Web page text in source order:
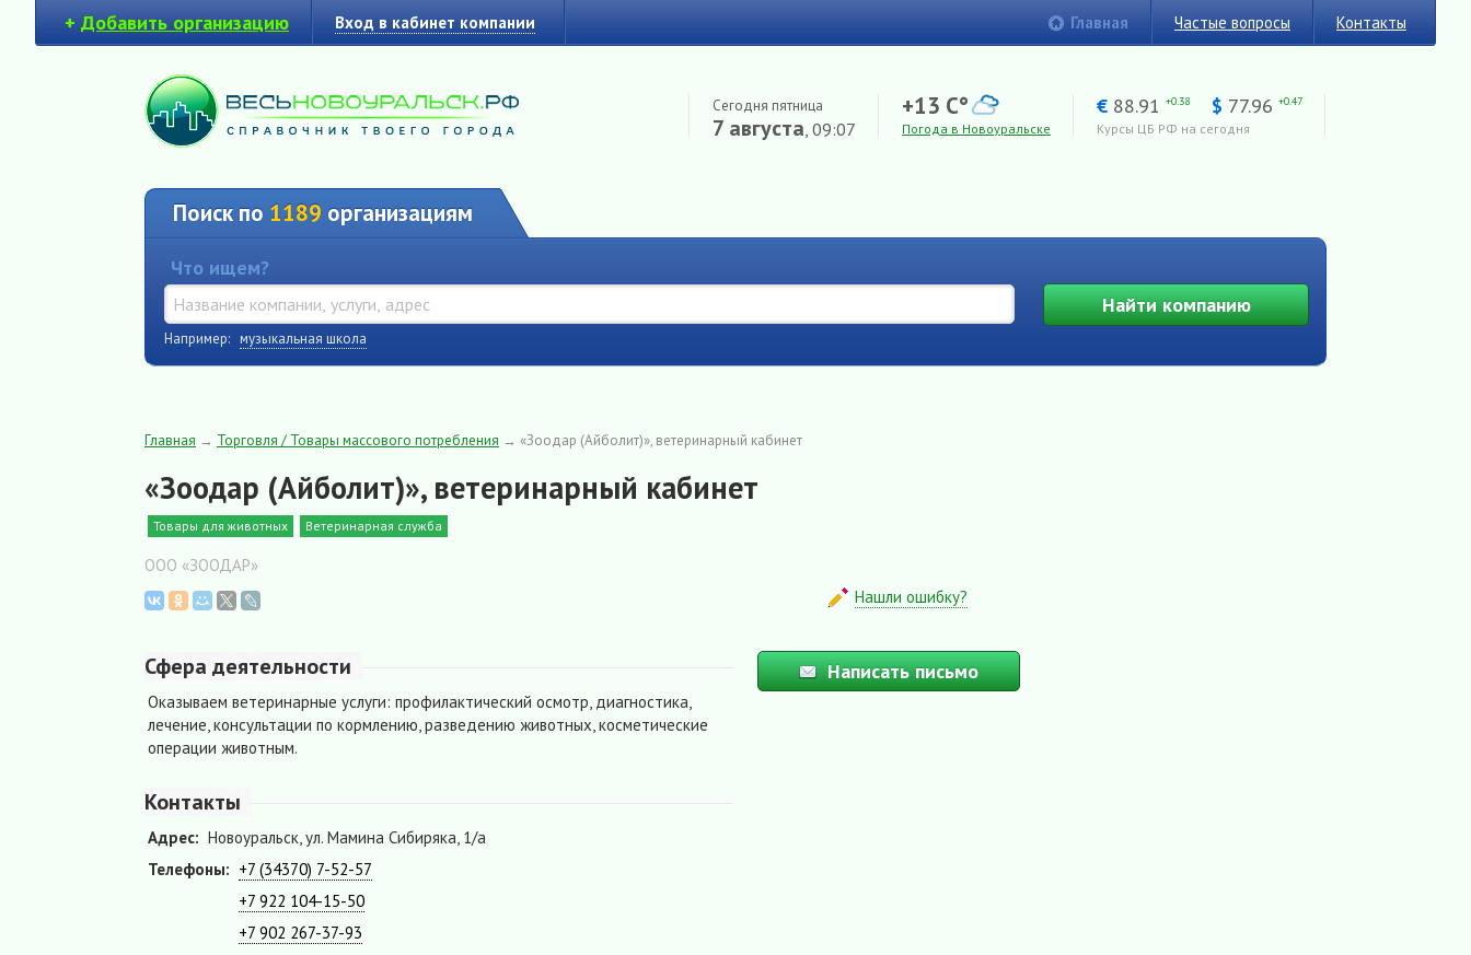
+ Добавить организацию Вход в кабинет компании Главная Частые вопросы Контакты
Сегодня пятница
7 августа, 09:07
+13 C°
Погода в Новоуральске
€ 88.91 +0.38 $ 77.96 +0.47
Курсы ЦБ РФ на сегодня
Поиск по 1189 организациям
Что ищем?
Найтикомпанию
Например: музыкальная школа
Главная → Торговля / Товары массового потребления → «Зоодар (Айболит)», ветеринарный кабинет
«Зоодар (Айболит)», ветеринарный кабинет
Товары для животных Ветеринарная служба
ООО «ЗООДАР»
Нашли ошибку?
Сфера деятельности
Оказываем ветеринарные услуги: профилактический осмотр, диагностика,
лечение, консультации по кормлению, разведению животных, косметические
операции животным.
Контакты
Адрес: Новоуральск, ул. Мамина Сибиряка, 1/а
Телефоны: +7 (34370) 7-52-57
+7 922 104-15-50
+7 902 267-37-93
Написать письмо